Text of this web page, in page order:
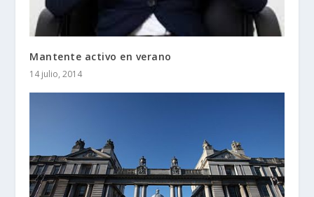
Mantente activo en verano
14 julio, 2014